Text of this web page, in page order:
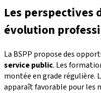
Les perspectives
évolution
La BSPP propose des
service public. Les
montée en grade régulière.
apparaît favorable pour les